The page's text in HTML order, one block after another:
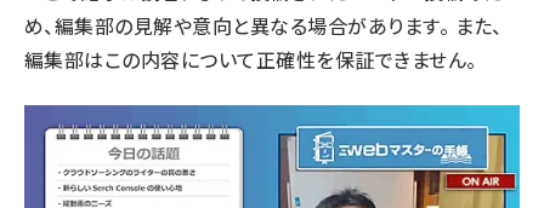
め、編集部の見解や意向と異なる場合があります。 また、
編集部はこの内容について正確性を保証できません。